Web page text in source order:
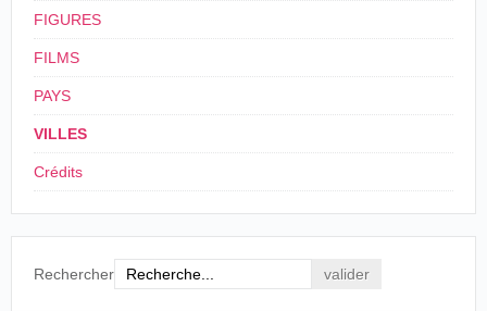
FIGURES
FILMS
PAYS
VILLES
Crédits
Rechercher